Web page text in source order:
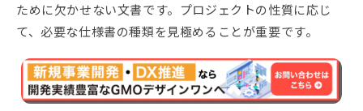
ために欠かせない文書です。プロジェクトの性質に応じ
て、必要な仕様書の種類を見極めることが重要です。